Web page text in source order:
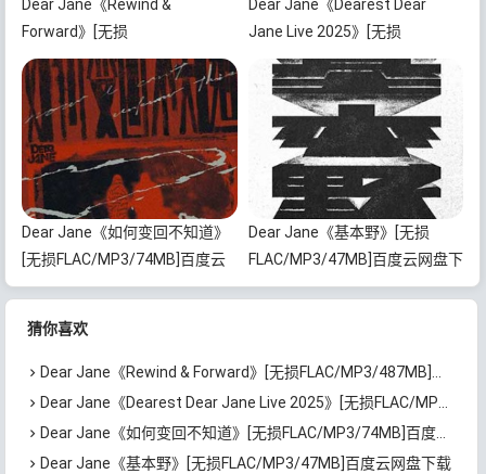
Dear Jane《Rewind &
Forward》[无损
FLAC/MP3/487MB]百度云网盘
下载
Dear Jane《Dearest Dear
Jane Live 2025》[无损
FLAC/MP3/4.3GB]百度云网盘下
载
Dear Jane《如何变回不知道》
[无损FLAC/MP3/74MB]百度云
网盘下载
Dear Jane《基本野》[无损
FLAC/MP3/47MB]百度云网盘下
载
猜你喜欢
Dear Jane《Rewind & Forward》[无损FLAC/MP3/487MB]百度云网盘下载
Dear Jane《Dearest Dear Jane Live 2025》[无损FLAC/MP3/4.3GB]百度云网盘下载
Dear Jane《如何变回不知道》[无损FLAC/MP3/74MB]百度云网盘下载
Dear Jane《基本野》[无损FLAC/MP3/47MB]百度云网盘下载